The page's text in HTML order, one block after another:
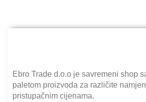
Ebro Trade d.o.o je savremeni shop
paletom proizvoda za različite
pristupačnim cijenama.